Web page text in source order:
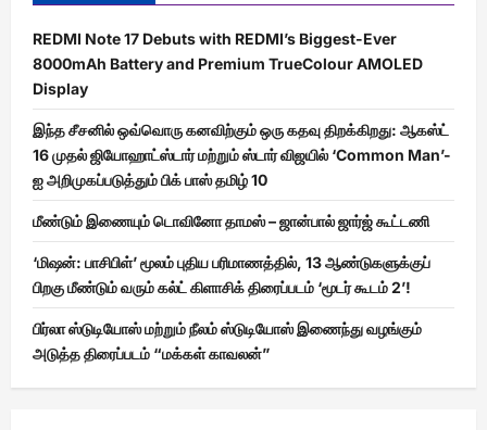
REDMI Note 17 Debuts with REDMI’s Biggest-Ever
8000mAh Battery and Premium TrueColour AMOLED
Display
இந்த சீசனில் ஒவ்வொரு கனவிற்கும் ஒரு கதவு திறக்கிறது: ஆகஸ்ட்
16 முதல் ஜியோஹாட்ஸ்டார் மற்றும் ஸ்டார் விஜயில் ‘Common Man’-
ஐ அறிமுகப்படுத்தும் பிக் பாஸ் தமிழ் 10
மீண்டும் இணையும் டொவினோ தாமஸ் – ஜான்பால் ஜார்ஜ் கூட்டணி
‘மிஷன்: பாசிபிள்’ மூலம் புதிய பரிமாணத்தில், 13 ஆண்டுகளுக்குப்
பிறகு மீண்டும் வரும் கல்ட் கிளாசிக் திரைப்படம் ‘மூடர் கூடம் 2’!
பிர்லா ஸ்டுடியோஸ் மற்றும் நீலம் ஸ்டுடியோஸ் இணைந்து வழங்கும்
அடுத்த திரைப்படம் “மக்கள் காவலன்”